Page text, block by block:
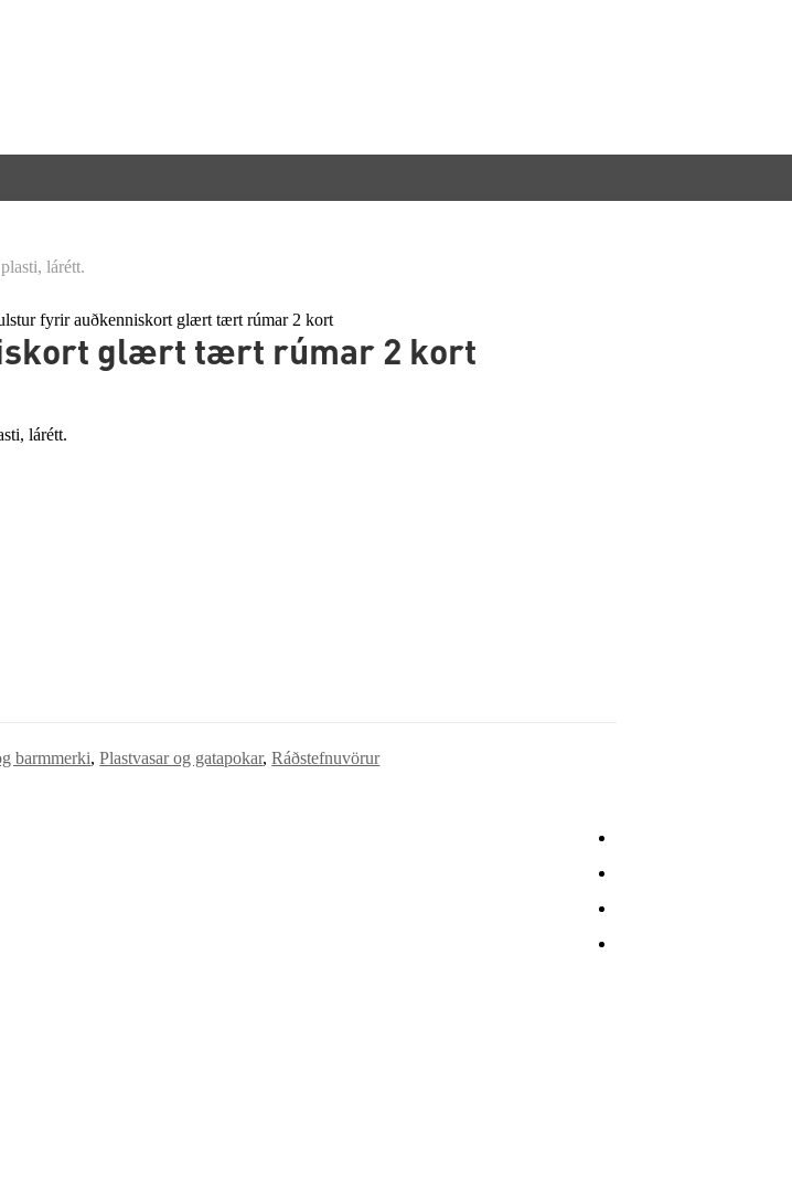
fyrir auðkenniskort glært tært rúmar 2 kort
glært tært rúmar 2 kort
lárétt.
barmmerki,Plastvasar og gatapokar,Ráðstefnuvörur